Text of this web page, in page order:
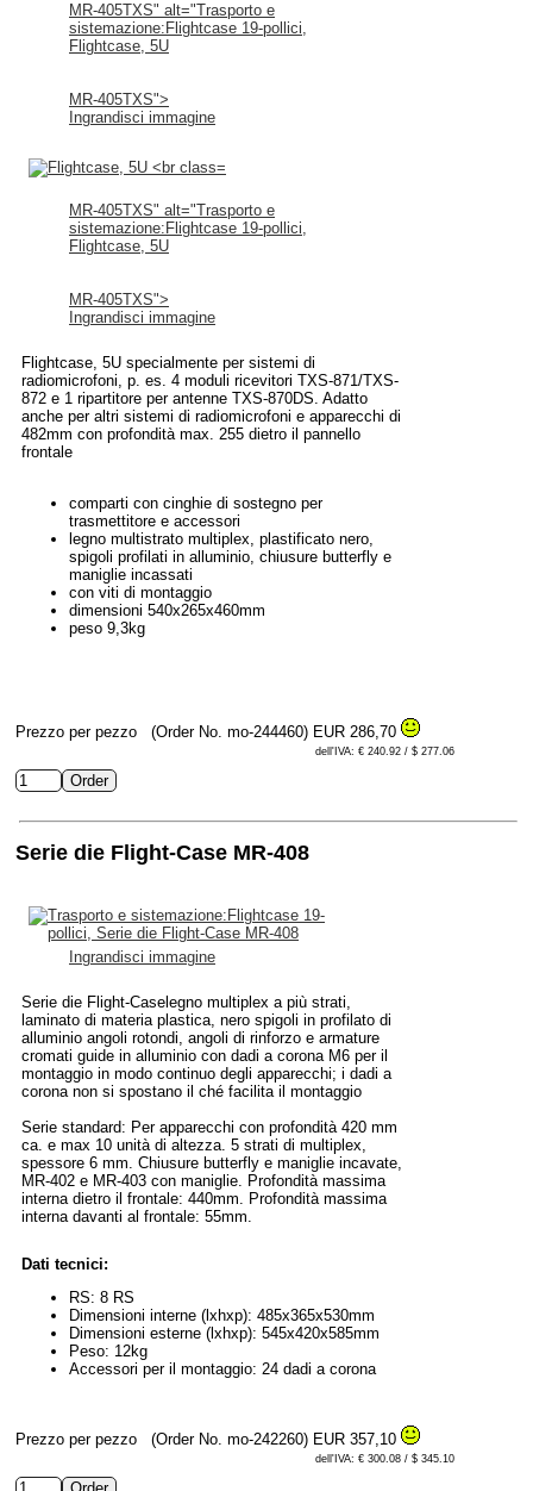
MR-405TXS" alt="Trasporto e
sistemazione:Flightcase 19-pollici,
Flightcase, 5U
MR-405TXS">
Ingrandisci immagine
MR-405TXS" alt="Trasporto e
sistemazione:Flightcase 19-pollici,
Flightcase, 5U
MR-405TXS">
Ingrandisci immagine
Flightcase, 5U specialmente per sistemi di
radiomicrofoni, p. es. 4 moduli ricevitori TXS-871/TXS-
872 e 1 ripartitore per antenne TXS-870DS. Adatto
anche per altri sistemi di radiomicrofoni e apparecchi di
482mm con profondità max. 255 dietro il pannello
frontale
comparti con cinghie di sostegno per
trasmettitore e accessori
legno multistrato multiplex, plastificato nero,
spigoli profilati in alluminio, chiusure butterfly e
maniglie incassati
con viti di montaggio
dimensioni 540x265x460mm
peso 9,3kg
Prezzo per pezzo (Order No. mo-244460) EUR 286,70
dell'IVA: € 240.92 / $ 277.06
Serie die Flight-Case MR-408
Ingrandisci immagine
Serie die Flight-Caselegno multiplex a più strati,
laminato di materia plastica, nero spigoli in profilato di
alluminio angoli rotondi, angoli di rinforzo e armature
cromati guide in alluminio con dadi a corona M6 per il
montaggio in modo continuo degli apparecchi; i dadi a
corona non si spostano il ché facilita il montaggio
Serie standard: Per apparecchi con profondità 420 mm
ca. e max 10 unità di altezza. 5 strati di multiplex,
spessore 6 mm. Chiusure butterfly e maniglie incavate,
MR-402 e MR-403 con maniglie. Profondità massima
interna dietro il frontale: 440mm. Profondità massima
interna davanti al frontale: 55mm.
Dati tecnici:
RS: 8 RS
Dimensioni interne (lxhxp): 485x365x530mm
Dimensioni esterne (lxhxp): 545x420x585mm
Peso: 12kg
Accessori per il montaggio: 24 dadi a corona
Prezzo per pezzo (Order No. mo-242260) EUR 357,10
dell'IVA: € 300.08 / $ 345.10